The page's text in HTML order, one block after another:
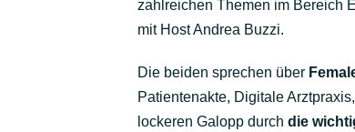
zahlreichen Themen im Bereich
mit Host Andrea Buzzi.
Die beiden sprechen über
Patientenakte, Digitale
lockeren Galopp durch die